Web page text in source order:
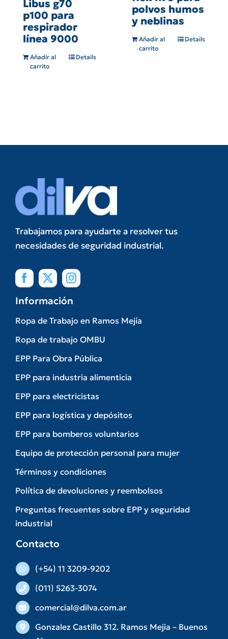
Libus g70
p100 para
respirador
línea 9000
Añadir al
carrito
Details
polvos humos
y neblinas
Añadir al
carrito
Details
Trabajamos para ayudarte a resolver tus
necesidades de seguridad industrial.
Información
Ropa de Trabajo en Ramos Mejía
Ropa de trabajo OMBU
EPP Para Obra Pública
EPP para industria alimenticia
EPP para electricistas
EPP para logística y depósitos
EPP para bomberos voluntarios
Equipo de protección personal para mujer
Términos y condiciones
Política de devoluciones y reembolsos
Preguntas frecuentes sobre EPP y seguridad
industrial
Contacto
(+54) 11 3209-9202
(011) 5263-3074
comercial@dilva.com.ar
Gonzalez Castillo 312. Ramos Mejia – Buenos